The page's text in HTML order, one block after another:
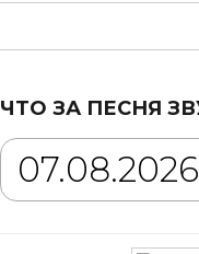
ЧТО ЗА ПЕСНЯ